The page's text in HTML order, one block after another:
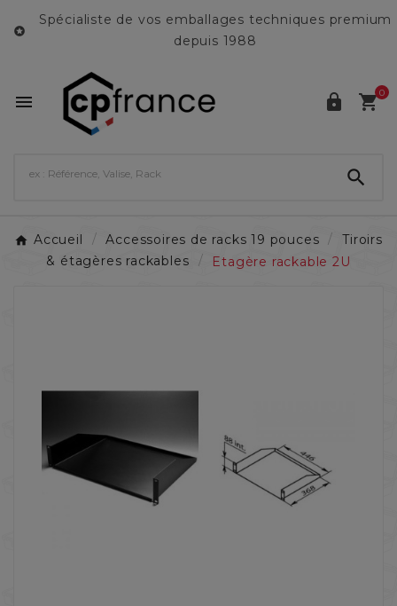

Spécialiste de vos emballages techniques premium
depuis 1988
  0

Accueil Accessoires de racks 19 pouces
Tiroirs
& étagères rackables
Etagère rackable 2U